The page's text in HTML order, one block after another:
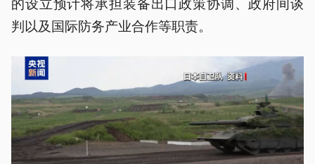
判以及国际防务产业合作等职责。